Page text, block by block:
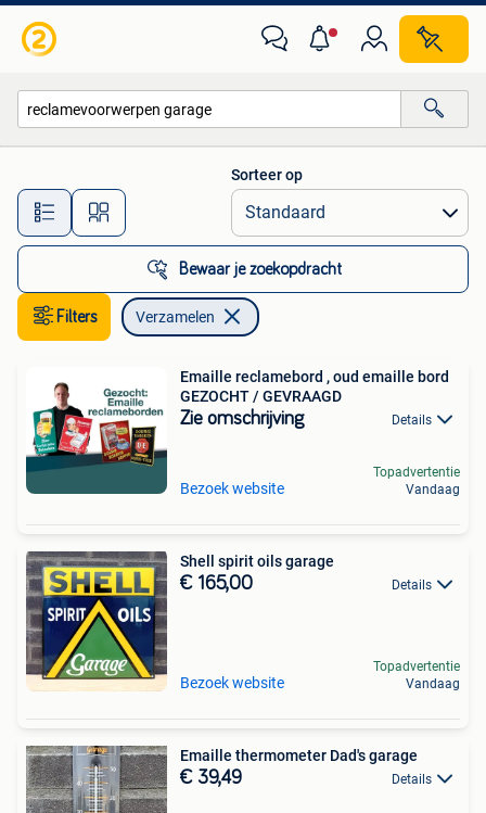
Alle afstanden…
Sorteer op
Bewaar je zoekopdracht
Filters Verzamelen
Emaille reclamebord , oud emaille bord
GEZOCHT / GEVRAAGD
Zie omschrijving Details
Bezoek website
Topadvertentie
Vandaag
Shell spirit oils garage
€ 165,00 Details
Bezoek website
Topadvertentie
Vandaag
Emaille thermometer Dad's garage
€ 39,49 Details